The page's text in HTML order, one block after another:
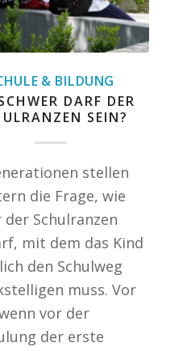
& BILDUNG
DARF DER
SEIN?
stellen
die Frage, wie
der Schulranzen
mit dem das Kind
den Schulweg
muss. Vor
vor der
der erste